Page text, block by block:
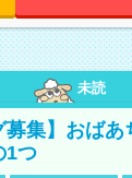
未読
募集】おば
1つ